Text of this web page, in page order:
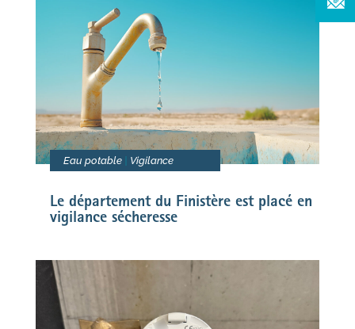
Eau potable| Vigilance
Le département du Finistère est placé en
vigilance sécheresse